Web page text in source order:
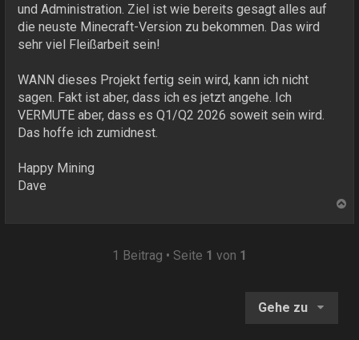
und Administration. Ziel ist wie bereits gesagt alles auf
die neuste Minecraft-Version zu bekommen. Das wird
sehr viel Fleißarbeit sein!
WANN dieses Projekt fertig sein wird, kann ich nicht
sagen. Fakt ist aber, dass ich es jetzt angehe. Ich
VERMUTE aber, dass es Q1/Q2 2026 soweit sein wird.
Das hoffe ich zumidnest.
Happy Mining
Dave
1 Beitrag • Seite 1 von 1
Gehe zu